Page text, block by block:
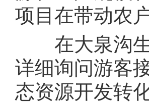
项目在带动农
在大泉沟生
详细询问游客
态资源开发转